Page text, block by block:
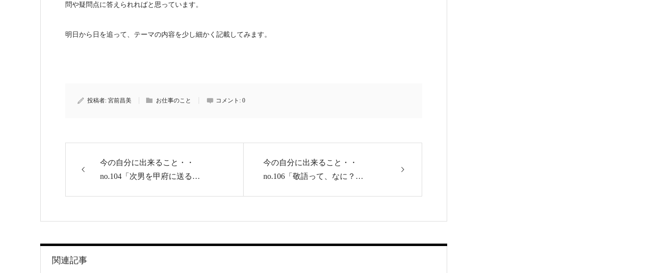
問や疑問点に答えられればと思っています。
明日から日を追って、テーマの内容を少し細かく記載してみます。
投稿者: 宮前昌美 お仕事のこと コメント: 0
今の自分に出来ること・・
no.104「次男を甲府に送る…
今の自分に出来ること・・
no.106「敬語って、なに？…
関連記事